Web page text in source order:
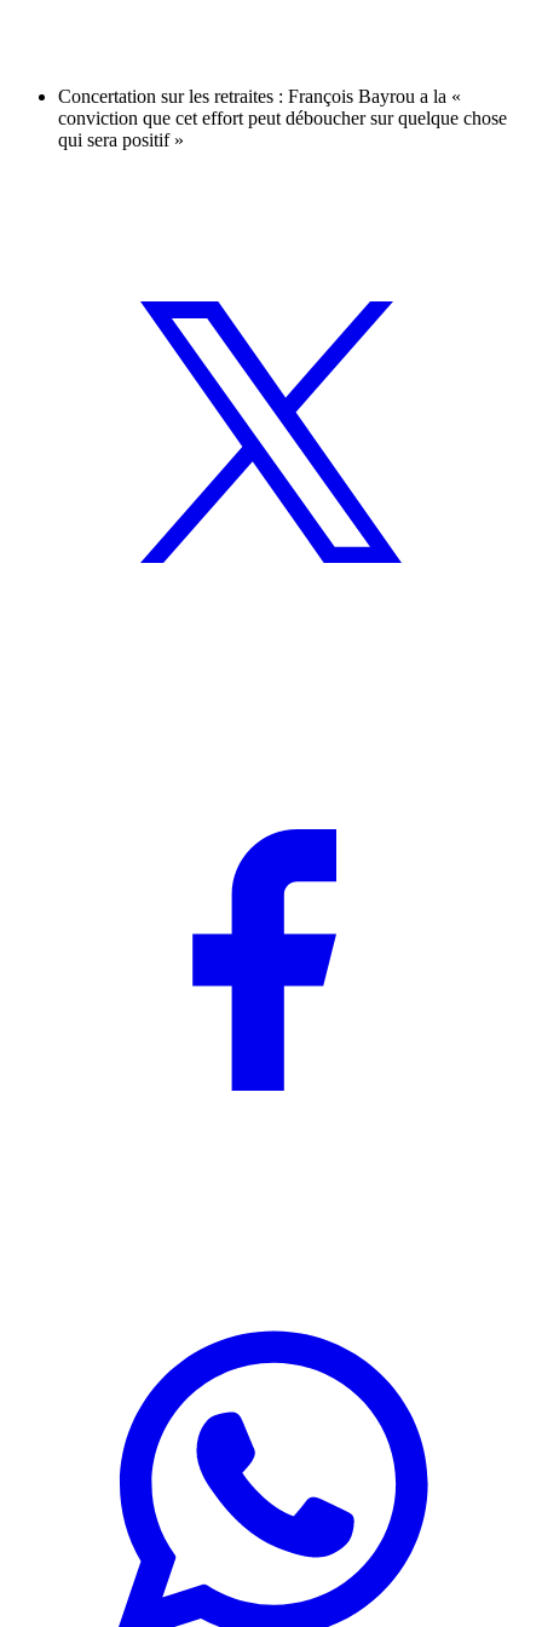
Concertation sur les retraites : François Bayrou a la «
conviction que cet effort peut déboucher sur quelque chose
qui sera positif »